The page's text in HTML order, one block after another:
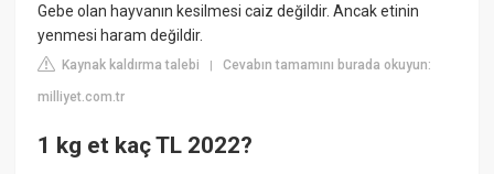
Gebe olan hayvanın kesilmesi caiz değildir. Ancak etinin
yenmesi haram değildir.
Kaynak kaldırma talebi |Cevabın tamamını burada okuyun:
milliyet.com.tr
1 kg et kaç TL 2022?